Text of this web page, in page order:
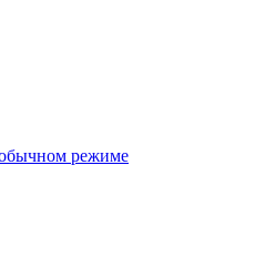
режиме